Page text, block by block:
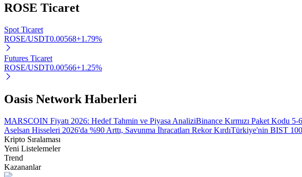
Popüler token'lar kazanmak için esnek staking
BTR Kilitleme
ROSE Ticaret
Spot Ticaret
ROSE/USDT0.00568+1.79%
Futures Ticaret
ROSE/USDT0.00566+1.25%
Oasis Network Haberleri
MARSCOIN Fiyatı 2026: Hedef Tahmin ve Piyasa AnaliziBinance Kırmızı Paket Kodu
Aselsan Hisseleri 2026'da %90 Arttı, Savunma İhracatları Rekor KırdıTürkiye'nin BIST 100
Kripto Sıralaması
Yeni Listelemeler
Trend
Kazananlar